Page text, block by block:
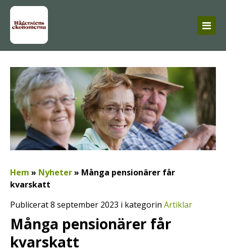
Hem » Nyheter» Många pensionärer får
kvarskatt
Publicerat 8 september 2023 i kategorin Artiklar
Många pensionärer får
kvarskatt